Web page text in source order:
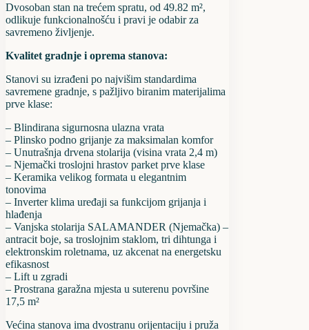
Dvosoban stan na trećem spratu, od 49.82 m²,
odlikuje funkcionalnošću i pravi je odabir za
savremeno življenje.
Kvalitet gradnje i oprema stanova:
Stanovi su izrađeni po najvišim standardima
savremene gradnje, s pažljivo biranim materijalima
prve klase:
– Blindirana sigurnosna ulazna vrata
– Plinsko podno grijanje za maksimalan komfor
– Unutrašnja drvena stolarija (visina vrata 2,4 m)
– Njemački troslojni hrastov parket prve klase
– Keramika velikog formata u elegantnim
tonovima
– Inverter klima uređaji sa funkcijom grijanja i
hlađenja
– Vanjska stolarija SALAMANDER (Njemačka) –
antracit boje, sa troslojnim staklom, tri dihtunga i
elektronskim roletnama, uz akcenat na energetsku
efikasnost
– Lift u zgradi
– Prostrana garažna mjesta u suterenu površine
17,5 m²
Većina stanova ima dvostranu orijentaciju i pruža